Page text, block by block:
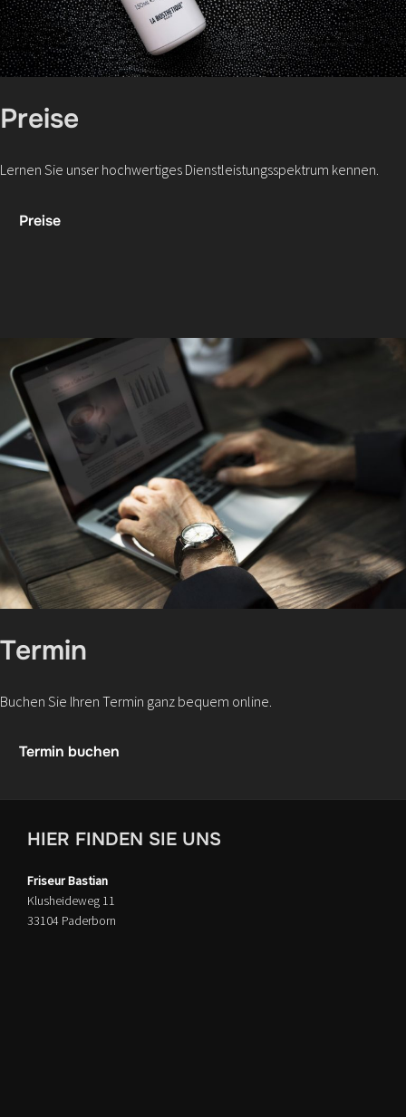
Preise
Lernen Sie unser hochwertiges Dienstleistungsspektrum kennen.
Preise
Termin
Buchen Sie Ihren Termin ganz bequem online.
Termin buchen
HIER FINDEN SIE UNS
Friseur Bastian
Klusheideweg 11
33104 Paderborn